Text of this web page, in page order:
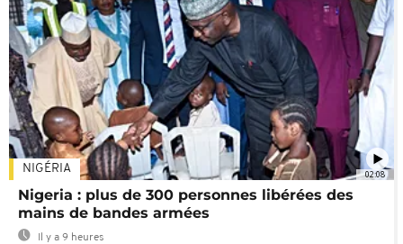
02:08
NIGÉRIA
Nigeria : plus de 300 personnes libérées des
mains de bandes armées
Il y a 9 heures